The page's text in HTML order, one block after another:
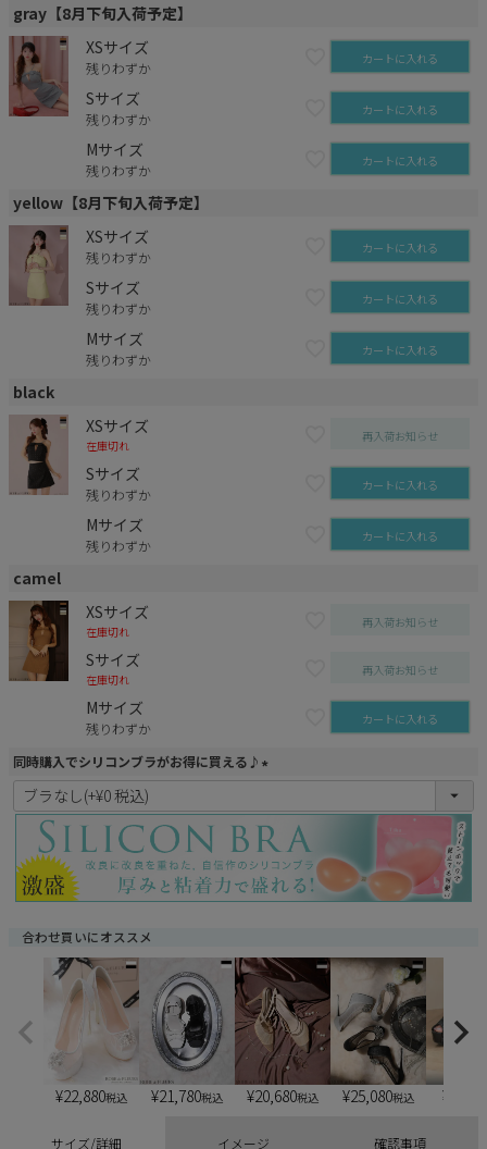
gray【8月下旬入荷予定】
XSサイズ
残りわずか カートに入れる
Sサイズ
残りわずか カートに入れる
Mサイズ
残りわずか カートに入れる
yellow【8月下旬入荷予定】
XSサイズ
残りわずか カートに入れる
Sサイズ
残りわずか カートに入れる
Mサイズ
残りわずか カートに入れる
black
XSサイズ
在庫切れ
再入荷お知らせ
Sサイズ
残りわずか カートに入れる
Mサイズ
残りわずか カートに入れる
camel
XSサイズ
在庫切れ
再入荷お知らせ
Sサイズ
在庫切れ
再入荷お知らせ
Mサイズ
残りわずか カートに入れる
同時購入でシリコンブラがお得に買える♪
(
須
)
合わせ買いにオススメ
¥22,880税込 ¥21,780税込 ¥20,680税込 ¥25,080税込 ¥
サイズ/詳細 イメージ 確認事項